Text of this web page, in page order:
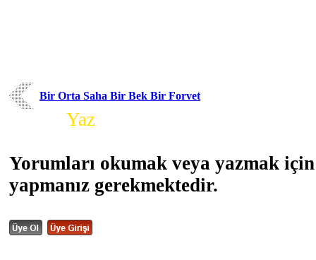
Bir Orta Saha Bir Bek Bir Forvet
Yaz
Yorumları okumak veya yazmak
yapmanız gerekmektedir.